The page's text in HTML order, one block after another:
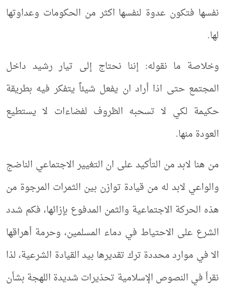
نفسها فتكون عدوة لنفسها اكثر من الحكومات وعداوتها
لها.
وخلاصة ما نقوله: إننا نحتاج إلى تيار رشيد داخل
المجتمع حتى اذا أراد ان يفعل شيئاً يتفكر فيه بطريقة
حكيمة لكي لا تسحبه الظروف لفضاءات لا يستطيع
العودة منها.
من هنا لابد من التأكيد على ان التغيير الاجتماعي الناضج
والواعي لابد له من قيادة توازن بين الثمرات المرجوة من
هذه الحركة الاجتماعية والثمن المدفوع بإزائها، فكم شدد
الشرع على الاحتياط في دماء المسلمين، وحرمة أهراقها
الا في موارد محددة ترك تقديرها بيد القيادة الشرعية، لذا
نقرأ في النصوص الإسلامية تحذيرات شديدة اللهجة بشأن